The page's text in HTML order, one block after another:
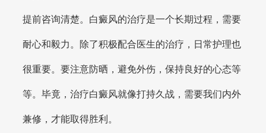
提前咨询清楚。白癜风的治疗是一个长期过程，需要
耐心和毅力。除了积极配合医生的治疗，日常护理也
很重要。要注意防晒，避免外伤，保持良好的心态等
等。毕竟，治疗白癜风就像打持久战，需要我们内外
兼修，才能取得胜利。